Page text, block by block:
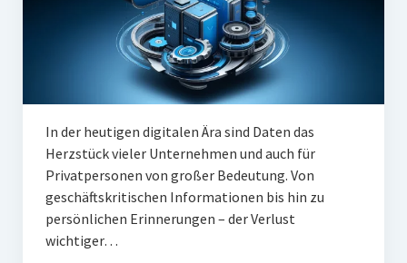
In der heutigen digitalen Ära sind Daten das
Herzstück vieler Unternehmen und auch für
Privatpersonen von großer Bedeutung. Von
geschäftskritischen Informationen bis hin zu
persönlichen Erinnerungen – der Verlust
wichtiger…